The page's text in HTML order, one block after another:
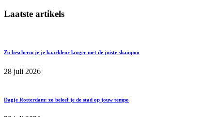
Laatste artikels
Zo bescherm je je haarkleur langer met de juiste shampoo
28 juli 2026
Dagje Rotterdam: zo beleef je de stad op jouw tempo